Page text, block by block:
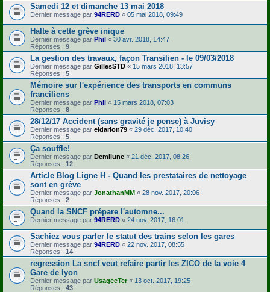
Samedi 12 et dimanche 13 mai 2018
Dernier message par 94RERD « 05 mai 2018, 09:49
Halte à cette grève inique
Dernier message par Phil « 30 avr. 2018, 14:47
Réponses : 9
La gestion des travaux, façon Transilien - le 09/03/2018
Dernier message par GillesSTD « 15 mars 2018, 13:57
Réponses : 5
Mémoire sur l'expérience des transports en communs
franciliens
Dernier message par Phil « 15 mars 2018, 07:03
Réponses : 8
28/12/17 Accident (sans gravité je pense) à Juvisy
Dernier message par eldarion79 « 29 déc. 2017, 10:40
Réponses : 5
Ça souffle!
Dernier message par Demilune « 21 déc. 2017, 08:26
Réponses : 12
Article Blog Ligne H - Quand les prestataires de nettoyage
sont en grève
Dernier message par JonathanMM « 28 nov. 2017, 20:06
Réponses : 2
Quand la SNCF prépare l'automne...
Dernier message par 94RERD « 24 nov. 2017, 16:01
Sachiez vous parler le statut des trains selon les gares
Dernier message par 94RERD « 22 nov. 2017, 08:55
Réponses : 14
regression La sncf veut refaire partir les ZICO de la voie 4
Gare de lyon
Dernier message par UsageeTer « 13 oct. 2017, 19:25
Réponses : 43